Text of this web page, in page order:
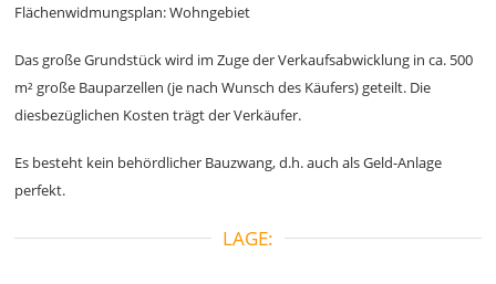
Flächenwidmungsplan: Wohngebiet
Das große Grundstück wird im Zuge der Verkaufsabwicklung in ca. 500
m² große Bauparzellen (je nach Wunsch des Käufers) geteilt. Die
diesbezüglichen Kosten trägt der Verkäufer.
Es besteht kein behördlicher Bauzwang, d.h. auch als Geld-Anlage
perfekt.
LAGE: